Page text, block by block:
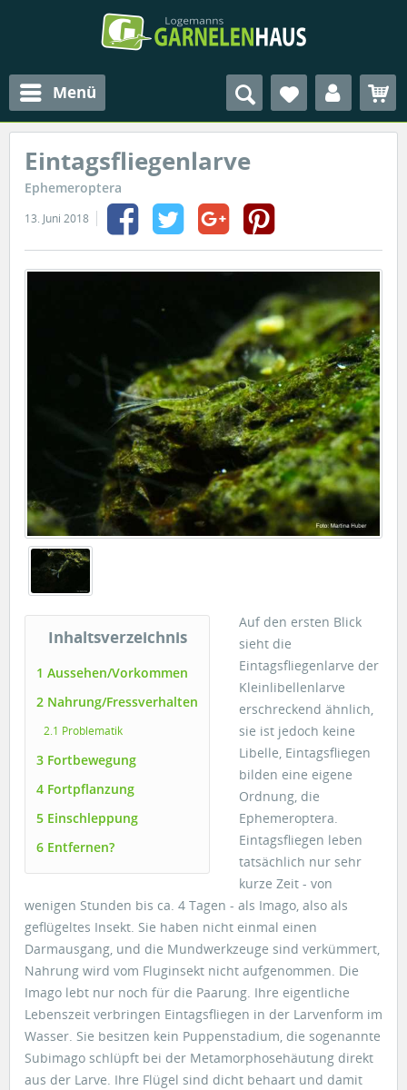
Menü
Eintagsfliegenlarve
Ephemeroptera
13. Juni 2018
Inhaltsverzeichnis
1 Aussehen/Vorkommen
2 Nahrung/Fressverhalten
2.1 Problematik
3 Fortbewegung
4 Fortpflanzung
5 Einschleppung
6 Entfernen?
Auf den ersten Blick
sieht die
Eintagsfliegenlarve der
Kleinlibellenlarve
erschreckend ähnlich,
sie ist jedoch keine
Libelle, Eintagsfliegen
bilden eine eigene
Ordnung, die
Ephemeroptera.
Eintagsfliegen leben
tatsächlich nur sehr
kurze Zeit - von
wenigen Stunden bis ca. 4 Tagen - als Imago, also als
geflügeltes Insekt. Sie haben nicht einmal einen
Darmausgang, und die Mundwerkzeuge sind verkümmert,
Nahrung wird vom Fluginsekt nicht aufgenommen. Die
Imago lebt nur noch für die Paarung. Ihre eigentliche
Lebenszeit verbringen Eintagsfliegen in der Larvenform im
Wasser. Sie besitzen kein Puppenstadium, die sogenannte
Subimago schlüpft bei der Metamorphosehäutung direkt
aus der Larve. Ihre Flügel sind dicht behaart und damit